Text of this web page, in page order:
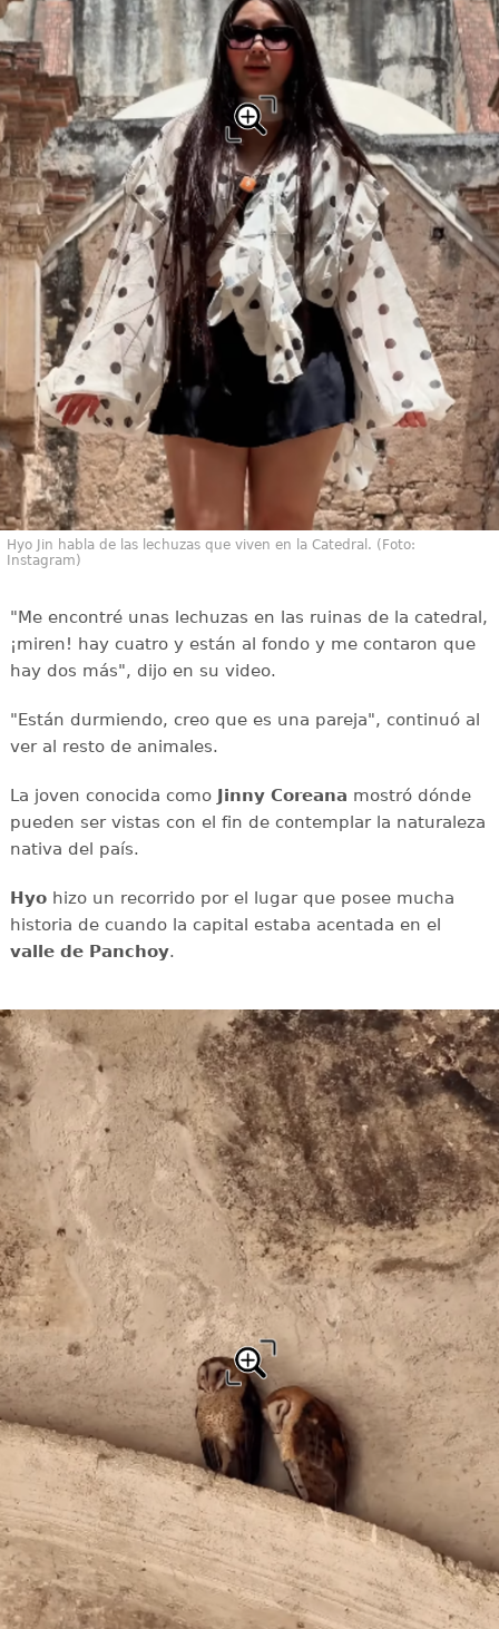
Hyo Jin habla de las lechuzas que viven en la Catedral. (Foto:
Instagram)
"Me encontré unas lechuzas en las ruinas de la catedral,
¡miren! hay cuatro y están al fondo y me contaron que
hay dos más", dijo en su video.
"Están durmiendo, creo que es una pareja", continuó al
ver al resto de animales.
La joven conocida comoJinny Coreana mostró dónde
pueden ser vistas con el fin de contemplar la naturaleza
nativa del país.
Hyohizo un recorrido por el lugar que posee mucha
historia de cuando la capital estaba acentada en el
valle de Panchoy.